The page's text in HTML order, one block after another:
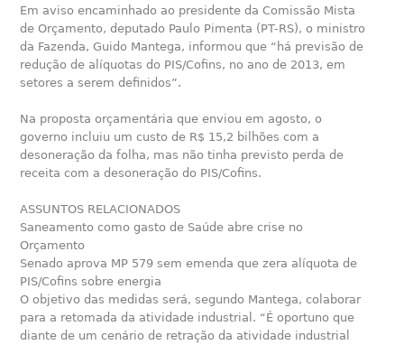
Em aviso encaminhado ao presidente da Comissão Mista
de Orçamento, deputado Paulo Pimenta (PT-RS), o ministro
da Fazenda, Guido Mantega, informou que “há previsão de
redução de alíquotas do PIS/Cofins, no ano de 2013, em
setores a serem definidos”.
Na proposta orçamentária que enviou em agosto, o
governo incluiu um custo de R$ 15,2 bilhões com a
desoneração da folha, mas não tinha previsto perda de
receita com a desoneração do PIS/Cofins.
ASSUNTOS RELACIONADOS
Saneamento como gasto de Saúde abre crise no
Orçamento
Senado aprova MP 579 sem emenda que zera alíquota de
PIS/Cofins sobre energia
O objetivo das medidas será, segundo Mantega, colaborar
para a retomada da atividade industrial. “É oportuno que
diante de um cenário de retração da atividade industrial